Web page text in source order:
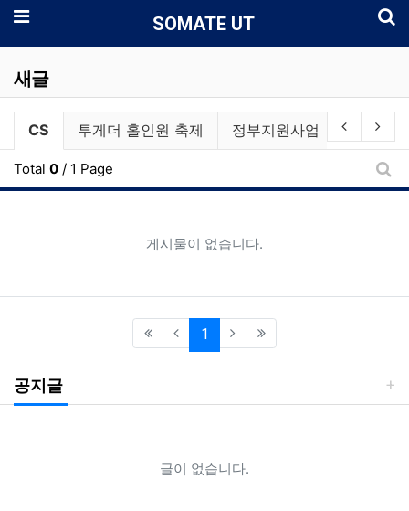
메뉴 SOMATE UT
새글
전체게시물 그룹 목록
현재 그룹
CS 투게더 홀인원 축제 정부지원사업 스크린
이전 그룹
다
Total 0 / 1 Page
새
게시물이 없습니다.
1 (current)
공지글
글이 없습니다.